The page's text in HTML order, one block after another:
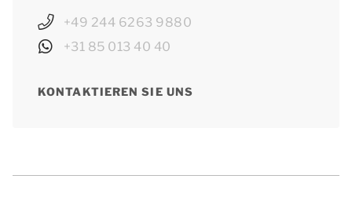
+49 244 6263 9880
+31 85 013 40 40
KONTAKTIEREN SIE UNS